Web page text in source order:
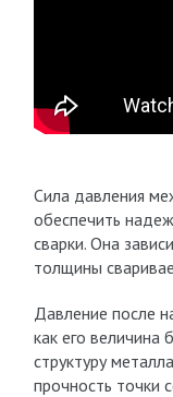
Сила давления
обеспечить
сварки. Она
толщины
Давление после
как его величина
структуру
прочность точки